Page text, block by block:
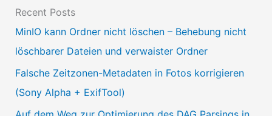
Recent Posts
MinIO kann Ordner nicht löschen – Behebung nicht
löschbarer Dateien und verwaister Ordner
Falsche Zeitzonen-Metadaten in Fotos korrigieren
(Sony Alpha + ExifTool)